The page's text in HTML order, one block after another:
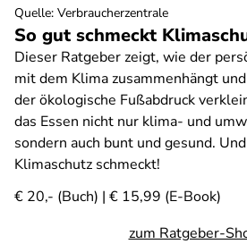
So gut schmeckt
Dieser Ratgeber zeigt, wie der
mit dem Klima zusammenhängt
der ökologische Fußabdruck
das Essen nicht nur klima- und
sondern auch bunt und gesund.
Klimaschutz schmeckt!
€ 20,- (Buch) | € 15,99 (E-Book)
zum Ratgeber-
Quelle: Verbraucherzentrale